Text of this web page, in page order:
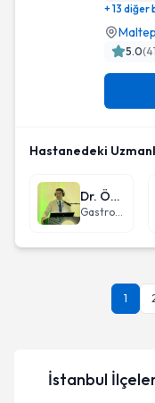
+ 13 diğer
5.0(41
Hastanedeki
Dr. Öğr. Üyesi Sercan Kiremitçi
Gastroenteroloji
1
İstanbul